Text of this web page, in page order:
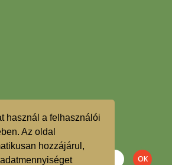
használ a felhasználói
Az oldal
hozzájárul,